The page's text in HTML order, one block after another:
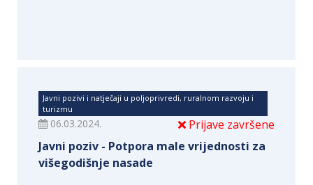
Javni pozivi i natječaji u poljoprivredi, ruralnom razvoju i
turizmu
Prijave završene
06.03.2024.
Javni poziv - Potpora male vrijednosti za
višegodišnje nasade